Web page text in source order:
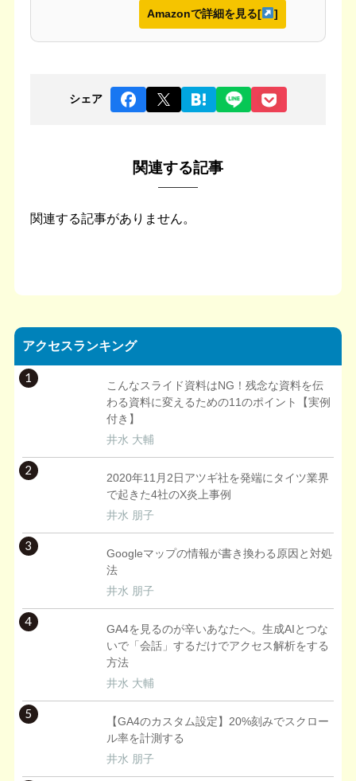
Amazonで詳細を見る[ ]
シェア
関連する記事
関連する記事がありません。
アクセスランキング
1
こんなスライド資料はNG！残念な資料を伝
わる資料に変えるための11のポイント【実例
付き】
井水 大輔
2
2020年11月2日アツギ社を発端にタイツ業界
で起きた4社のX炎上事例
井水 朋子
3
Googleマップの情報が書き換わる原因と対処
法
井水 朋子
4
GA4を見るのが辛いあなたへ。生成AIとつな
いで「会話」するだけでアクセス解析をする
方法
井水 大輔
5
【GA4のカスタム設定】20%刻みでスクロー
ル率を計測する
井水 朋子